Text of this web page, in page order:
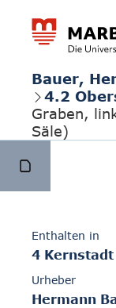
Bauer,
4.2
Graben,
Säle)
Enthalten in
4
Urheber
Hermann